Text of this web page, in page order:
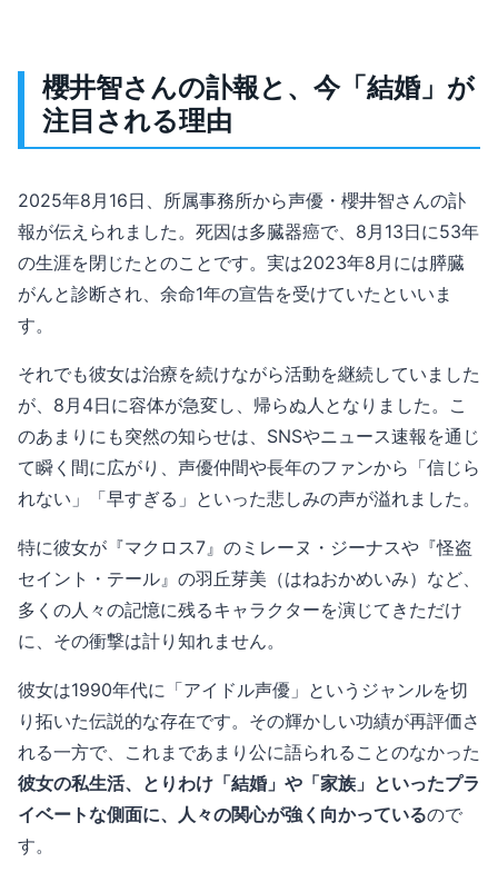
櫻井智さんの訃報と、今「結婚」が
注目される理由
2025年8月16日、所属事務所から声優・櫻井智さんの訃
報が伝えられました。死因は多臓器癌で、8月13日に53年
の生涯を閉じたとのことです。実は2023年8月には膵臓
がんと診断され、余命1年の宣告を受けていたといいま
す。
それでも彼女は治療を続けながら活動を継続していました
が、8月4日に容体が急変し、帰らぬ人となりました。こ
のあまりにも突然の知らせは、SNSやニュース速報を通じ
て瞬く間に広がり、声優仲間や長年のファンから「信じら
れない」「早すぎる」といった悲しみの声が溢れました。
特に彼女が『マクロス7』のミレーヌ・ジーナスや『怪盗
セイント・テール』の羽丘芽美（はねおかめいみ）など、
多くの人々の記憶に残るキャラクターを演じてきただけ
に、その衝撃は計り知れません。
彼女は1990年代に「アイドル声優」というジャンルを切
り拓いた伝説的な存在です。その輝かしい功績が再評価さ
れる一方で、これまであまり公に語られることのなかった
彼女の私生活、とりわけ「結婚」や「家族」といったプラ
イベートな側面に、人々の関心が強く向かっているので
す。